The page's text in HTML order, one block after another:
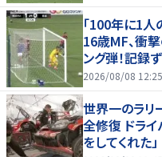
「100年に1人
16歳MF、衝
ング弾！記録
を作りよった」
2026/08/08 12:25
世界一のラ
全修復 ドラ
をしてくれた」